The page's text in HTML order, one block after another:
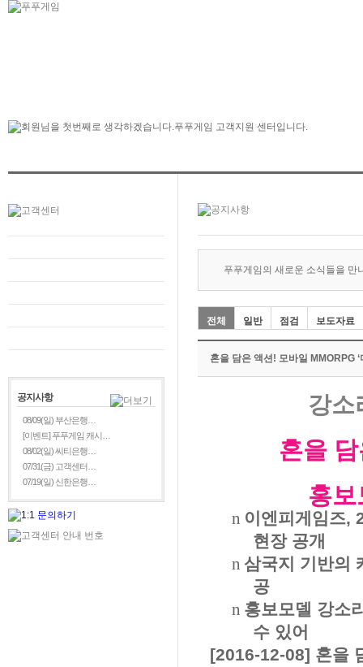
공지사항
08/09(일) 부산은행…
[이벤트] 푸푸게임 캐시…
08/02(일) 씨티은행…
07/31(금) 고객센터…
07/19(일) 신한은행…
푸푸게임의 새로운 소식들을 만
전체 일반 점검 보도자료
혼을 담은 액션! 모바일 MMORPG
강소
혼을
홍
n 이엔피게임즈,
현장 공개
n 삼국지 기반의
공
n 홍보모델 강소
수 있어
[2016-12-08] 혼을